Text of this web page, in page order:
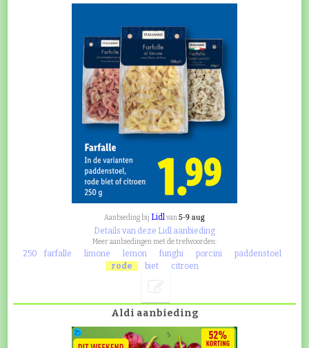
Aanbieding bij Lidlvan5-9 aug
Details van deze Lidl aanbieding
Meer aanbiedingen met de trefwoorden:
250 farfalle limone lemon funghi porcini
paddenstoel
rode
biet citroen
Aldi aanbieding